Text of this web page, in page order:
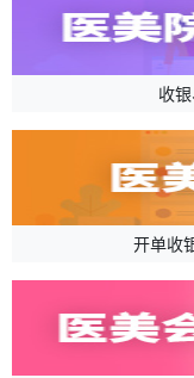
收
开单收